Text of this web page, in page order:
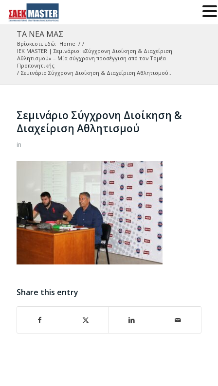
ΤΑ ΝΕΑ ΜΑΣ
Βρίσκεστε εδώ: Home / /
IEK MASTER | Σεμινάριο: «Σύγχρονη Διοίκηση & Διαχείριση
Αθλητισμού» – Μία σύγχρονη προσέγγιση από τον Τομέα
Προπονητικής
/ Σεμινάριο Σύγχρονη Διοίκηση & Διαχείριση Αθλητισμού...
Σεμινάριο Σύγχρονη Διοίκηση &
Διαχείριση Αθλητισμού
in
Share this entry